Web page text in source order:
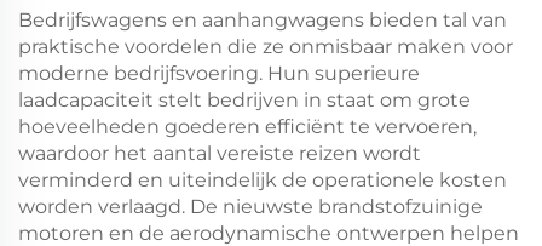
Bedrijfswagens en aanhangwagens bieden tal van
praktische voordelen die ze onmisbaar maken voor
moderne bedrijfsvoering. Hun superieure
laadcapaciteit stelt bedrijven in staat om grote
hoeveelheden goederen efficiënt te vervoeren,
waardoor het aantal vereiste reizen wordt
verminderd en uiteindelijk de operationele kosten
worden verlaagd. De nieuwste brandstofzuinige
motoren en de aerodynamische ontwerpen helpen